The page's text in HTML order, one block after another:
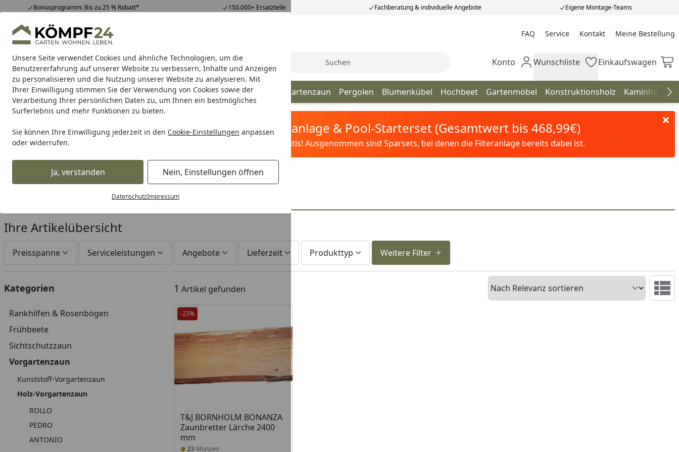
Unsere Seite verwendet Cookies und ähnliche Technologien, um die
Benutzererfahrung auf unserer Website zu verbessern, Inhalte und Anzeigen
zu personalisieren und die Nutzung unserer Website zu analysieren. Mit
Ihrer Einwilligung stimmen Sie der Verwendung von Cookies sowie der
Verarbeitung Ihrer persönlichen Daten zu, um Ihnen ein bestmögliches
Surferlebnis und mehr Funktionen zu bieten.
Sie können Ihre Einwilligung jederzeit in den Cookie-Einstellungen anpassen
oder widerrufen.
Ja, verstanden Nein, Einstellungen öffnen
DatenschutzImpressum
Bonusprogramm: Bis zu 25 % Rabatt* 150.000+ Ersatzteile Fachberatung & individuelle Angebote Eigene Montage-Teams
Hotline07051 / 9 22 22
Mo-Fr. 8-16 Uhr 25.957 Bewertungen FAQ Service Kontakt Meine Bestellung
Meine Bestellung
Alle Produkte
Alle ProdukteHighlights Tipps & Tricks Suche Mein Konto
Konto Wunschliste
Wunschliste Einkaufswagen
Einkaufswagen
T&J Rankhilfen & Rosenbögen Frühbeete Sichtschutzzaun Vorgartenzaun Pergolen Blumenkübel Hochbeet Gartenmöbel Konstruktionsholz
Karibu Pools inkl. gratis Sandfilteranlage & Pool-Starterset (Gesamtwert bis 468,99€)
Dein Traumpool im Sorglos-Paket: Filter&Pflege gratis! Ausgenommen sind Sparsets, bei denen die Filteranlage bereits dabei ist.
Startseite
Vorgartenzaun Holz-Vorgartenzaun BORNHOM BONANZA
T&J BORNHOM BONANZA
Ihre Artikelübersicht
Preisspanne Serviceleistungen Angebote Lieferzeit Produkttyp Weitere Filter
Kategorien
Rankhilfen & Rosenbögen
Frühbeete
Sichtschutzzaun
Vorgartenzaun
Kunststoff-Vorgartenzaun
Holz-Vorgartenzaun
ROLLO
PEDRO
ANTONIO
1 Artikel gefunden
Sortieren
-23%
T&J BORNHOLM BONANZA
Zaunbretter Lärche 2400
mm
23 Münzen